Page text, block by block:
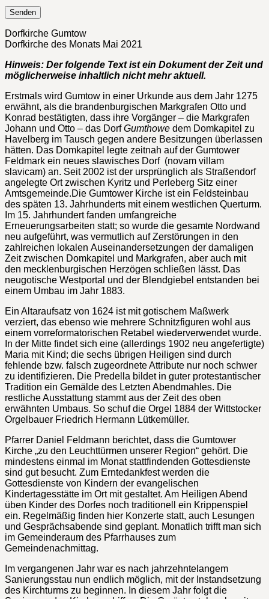
Dorfkirche Gumtow
Dorfkirche des Monats Mai 2021
Hinweis: Der folgende Text ist ein Dokument der Zeit und
möglicherweise inhaltlich nicht mehr aktuell.
Erstmals wird Gumtow in einer Urkunde aus dem Jahr 1275
erwähnt, als die brandenburgischen Markgrafen Otto und
Konrad bestätigten, dass ihre Vorgänger – die Markgrafen
Johann und Otto – das DorfGumthowe dem Domkapitel zu
Havelberg im Tausch gegen andere Besitzungen überlassen
hätten. Das Domkapitel legte zeitnah auf der Gumtower
Feldmark ein neues slawisches Dorf (novam villam
slavicam) an. Seit 2002 ist der ursprünglich als Straßendorf
angelegte Ort zwischen Kyritz und Perleberg Sitz einer
Amtsgemeinde.Die Gumtower Kirche ist ein Feldsteinbau
des späten 13. Jahrhunderts mit einem westlichen Querturm.
Im 15. Jahrhundert fanden umfangreiche
Erneuerungsarbeiten statt; so wurde die gesamte Nordwand
neu aufgeführt, was vermutlich auf Zerstörungen in den
zahlreichen lokalen Auseinandersetzungen der damaligen
Zeit zwischen Domkapitel und Markgrafen, aber auch mit
den mecklenburgischen Herzögen schließen lässt. Das
neugotische Westportal und der Blendgiebel entstanden bei
einem Umbau im Jahr 1883.
Ein Altaraufsatz von 1624 ist mit gotischem Maßwerk
verziert, das ebenso wie mehrere Schnitzfiguren wohl aus
einem vorreformatorischen Retabel wiederverwendet wurde.
In der Mitte findet sich eine (allerdings 1902 neu angefertigte)
Maria mit Kind; die sechs übrigen Heiligen sind durch
fehlende bzw. falsch zugeordnete Attribute nur noch schwer
zu identifizieren. Die Predella bildet in guter protestantischer
Tradition ein Gemälde des Letzten Abendmahles. Die
restliche Ausstattung stammt aus der Zeit des oben
erwähnten Umbaus. So schuf die Orgel 1884 der Wittstocker
Orgelbauer Friedrich Hermann Lütkemüller.
Pfarrer Daniel Feldmann berichtet, dass die Gumtower
Kirche „zu den Leuchttürmen unserer Region“ gehört. Die
mindestens einmal im Monat stattfindenden Gottesdienste
sind gut besucht. Zum Erntedankfest werden die
Gottesdienste von Kindern der evangelischen
Kindertagesstätte im Ort mit gestaltet. Am Heiligen Abend
üben Kinder des Dorfes noch traditionell ein Krippenspiel
ein. Regelmäßig finden hier Konzerte statt, auch Lesungen
und Gesprächsabende sind geplant. Monatlich trifft man sich
im Gemeinderaum des Pfarrhauses zum
Gemeindenachmittag.
Im vergangenen Jahr war es nach jahrzehntelangem
Sanierungsstau nun endlich möglich, mit der Instandsetzung
des Kirchturms zu beginnen. In diesem Jahr folgt die